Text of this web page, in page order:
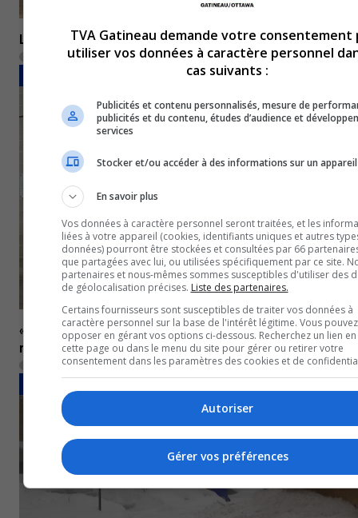
Le « Convoi » traverse sans encombre à Ottawa
14 février 2023
« No-show »: un restaurant à bout des clients qui ne
réservation
13 février 2023
TVA Gatineau demande votre consentement
utiliser vos données à caractère personnel
cas suivants :
Publicités et contenu personnalisés, mesure de
publicités et du contenu, études d’audience et
services
Stocker et/ou accéder à des informations sur un appareil
En savoir plus
Vos données à caractère personnel seront traitées, et les
liées à votre appareil (cookies, identifiants uniques et autres
données) pourront être stockées et consultées par 66
que partagées avec lui, ou utilisées spécifiquement par ce site.
partenaires et nous-mêmes sommes susceptibles d'utiliser des
de géolocalisation précises. Liste des partenaires.
Certains fournisseurs sont susceptibles de traiter vos données à
caractère personnel sur la base de l'intérêt légitime. Vous
opposer en gérant vos options ci-dessous. Recherchez un lien
cette page ou dans le menu du site pour gérer ou retirer votre
consentement dans les paramètres des cookies et de
Autoriser
Gérer vos préférences